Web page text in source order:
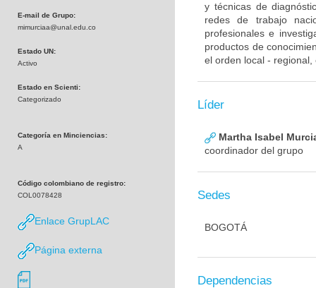
E-mail de Grupo:
mimurciaa@unal.edu.co
Estado UN:
Activo
Estado en Scienti:
Categorizado
Categoría en Minciencias:
A
Código colombiano de registro:
COL0078428
Enlace GrupLAC
Página externa
y técnicas de
redes de trabajo
profesionales e
productos de
el orden local -
Líder
Martha Isabel
coordinador del grupo
Sedes
BOGOTÁ
Dependencias